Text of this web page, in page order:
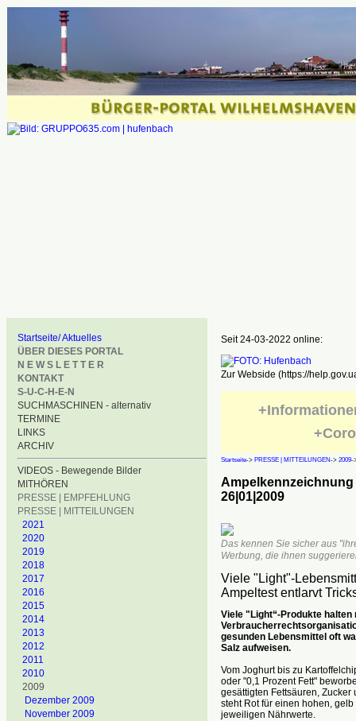
Startseite/ Aktuelles
ÜBER DIESES PORTAL
N E W S L E T T E R
KONTAKT
S-U-C-H-E-N
SUCHMASCHINEN - alternativ
TERMINE
LINKS
ARCHIV
VIDEOS - Bewegende Bilder
MITHÖREN
PRESSE | EMPFEHLUNG
PRESSE | MITTEILUNGEN
2021
2020
2019
2018
2017
2016
2015
2014
2013
2012
2011
2010
2009
Dezember 2009
November 2009
Seit 24-03-2022 online:
Zur Webside (https://
Startseite-> PRESSE | MITTEILUNGEN-> 2009-
26|01|2009
Das kennen Sie sicher aus
Werbung, die ihnen
Viele "Light"-
Ampeltest entlarvt
Viele "Light“-Produkte
gesunden Lebensmittel oft
Salz aufweisen.
Vom Joghurt bis zu
oder "0,1 Prozent Fett"
gesättigten Fettsäuren,
steht Rot für einen hohen,
jeweiligen Nährwerte.